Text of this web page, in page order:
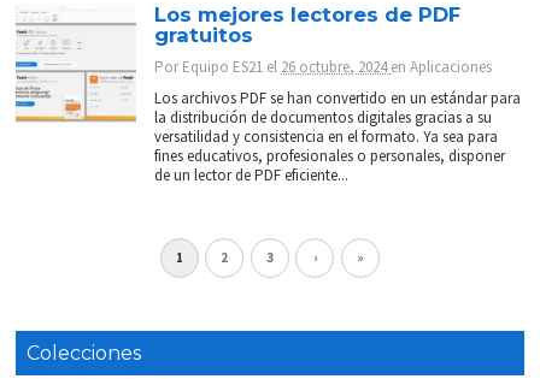
Los mejores lectores de PDF
gratuitos
PorEquipo ES21 el 26 octubre, 2024enAplicaciones
Los archivos PDF se han convertido en un estándar para
la distribución de documentos digitales gracias a su
versatilidad y consistencia en el formato. Ya sea para
fines educativos, profesionales o personales, disponer
de un lector de PDF eficiente...
1 2 3 › »
Colecciones